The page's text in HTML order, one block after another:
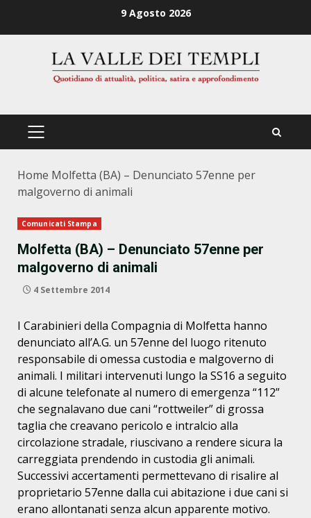
9 Agosto 2026
PRIMÄRES
Home Molfetta (BA) – Denunciato 57enne per
malgoverno di animali
Comunicati Stampa
Molfetta (BA) – Denunciato 57enne per
malgoverno di animali
4 Settembre 2014
I Carabinieri della Compagnia di Molfetta hanno
denunciato all’A.G. un 57enne del luogo ritenuto
responsabile di omessa custodia e malgoverno di
animali. I militari intervenuti lungo la SS16 a seguito
di alcune telefonate al numero di emergenza “112”
che segnalavano due cani “rottweiler” di grossa
taglia che creavano pericolo e intralcio alla
circolazione stradale, riuscivano a rendere sicura la
carreggiata prendendo in custodia gli animali.
Successivi accertamenti permettevano di risalire al
proprietario 57enne dalla cui abitazione i due cani si
erano allontanati senza alcun apparente motivo.